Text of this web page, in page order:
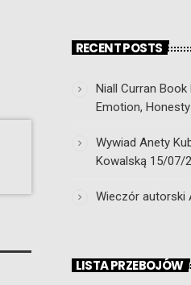
RECENT POSTS
Niall Curran
Emotion,
Wywiad Anety
Kowalską 15/07/
Wieczór autorski
LISTA PRZEBOJÓW